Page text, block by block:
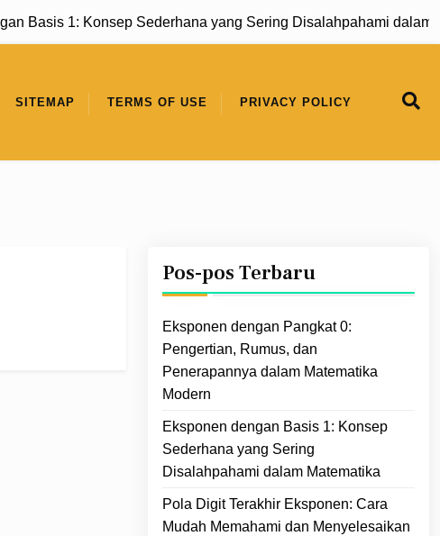
Basis 1: Konsep Sederhana yang Sering Disalahpahami dalam
SITEMAP TERMS OF USE PRIVACY POLICY
Pos-pos Terbaru
Eksponen dengan Pangkat 0:
Pengertian, Rumus, dan
Penerapannya dalam Matematika
Modern
Eksponen dengan Basis 1: Konsep
Sederhana yang Sering
Disalahpahami dalam Matematika
Pola Digit Terakhir Eksponen: Cara
Mudah Memahami dan Menyelesaikan